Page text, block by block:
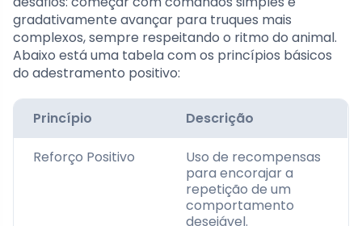
gradativamente avançar para truques mais
complexos, sempre respeitando o ritmo do animal.
Abaixo está uma tabela com os princípios básicos
do adestramento positivo:
Princípio Descrição
Reforço Positivo
Uso de recompensas
para encorajar a
repetição de um
comportamento
desejável.